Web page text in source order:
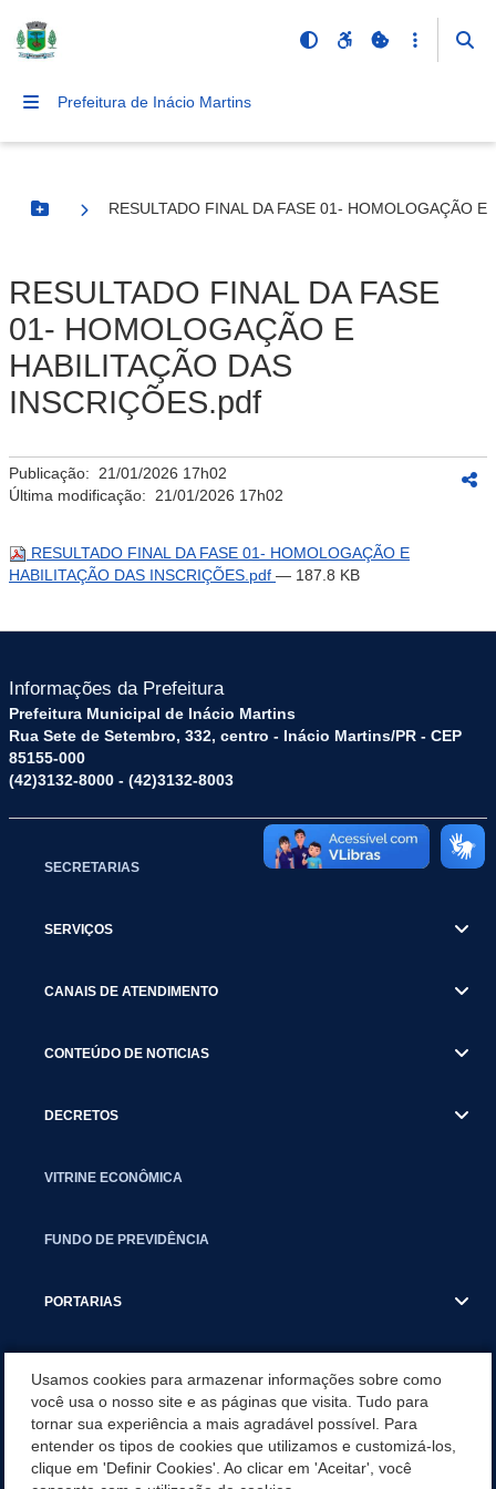
Prefeitura de Inácio Martins
Botão Menu
RESULTADO FINAL DA FASE 01- HOMOLOGAÇÃO
RESULTADO FINAL DA FASE
01- HOMOLOGAÇÃO E
HABILITAÇÃO DAS
INSCRIÇÕES.pdf
Publicação: 21/01/2026 17h02
Última modificação: 21/01/2026 17h02
RESULTADO FINAL DA FASE 01- HOMOLOGAÇÃO E
HABILITAÇÃO DAS INSCRIÇÕES.pdf — 187.8 KB
Informações da Prefeitura
Prefeitura Municipal de Inácio Martins
Rua Sete de Setembro, 332, centro - Inácio Martins/PR - CEP
85155-000
(42)3132-8000 - (42)3132-8003
SECRETARIAS
SERVIÇOS
CANAIS DE ATENDIMENTO
CONTEÚDO DE NOTICIAS
DECRETOS
VITRINE ECONÔMICA
FUNDO DE PREVIDÊNCIA
PORTARIAS
CONCURSO/PSS/CONVOCAÇÃO
INCENTIVOS PÚBLICOS À PROJETOS CULTURAIS - INÁCIO
Usamos cookies para armazenar informações sobre como
você usa o nosso site e as páginas que visita. Tudo para
tornar sua experiência a mais agradável possível. Para
entender os tipos de cookies que utilizamos e customizá-los,
clique em 'Definir Cookies'. Ao clicar em 'Aceitar', você